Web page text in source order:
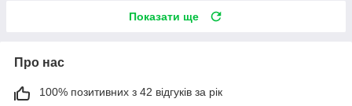
Показати ще
Про нас
100% позитивних з 42 відгуків за рік